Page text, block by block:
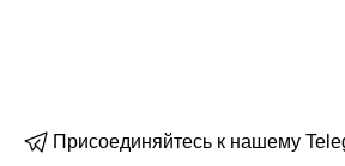
Присоединяйтесь к нашему